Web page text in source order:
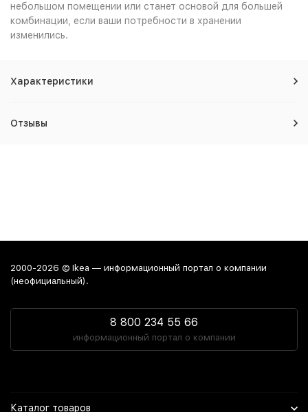
небольшом помещении или станет основой для большей
комбинации, если ваши потребности в хранении
изменились.
Характеристики
Отзывы
2000-2026 © Ikea — информационный портал о компании
(неофициальный).
8 800 234 55 66
информационный портал о компании
Каталог товаров